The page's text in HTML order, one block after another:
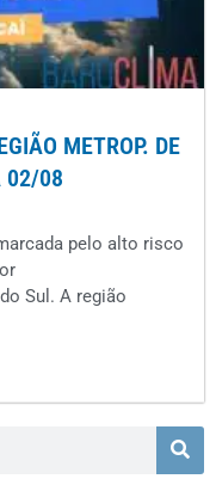
METROP. DE
02/08
pelo alto risco
Sul. A região